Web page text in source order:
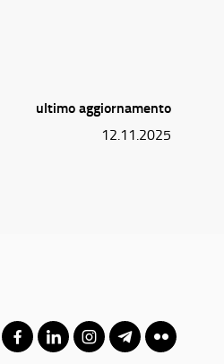
ultimo aggiornamento
12.11.2025